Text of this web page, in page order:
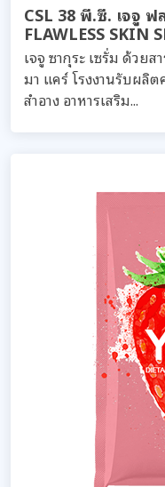
CSL 38 พี.ซี. เจจู ฟ
FLAWLESS SKIN
เจจู ซากุระ เซรั่ม ด้วย
มา แคร์ โรงงานรับผลิต
สำอาง อาหารเสริม...